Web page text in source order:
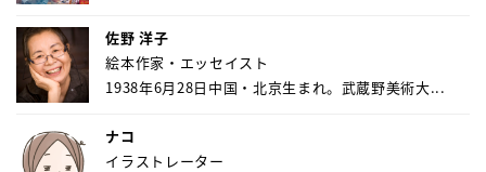
佐野 洋子
絵本作家・エッセイスト
1938年6月28日中国・北京生まれ。武蔵野美術大...
ナコ
イラストレーター